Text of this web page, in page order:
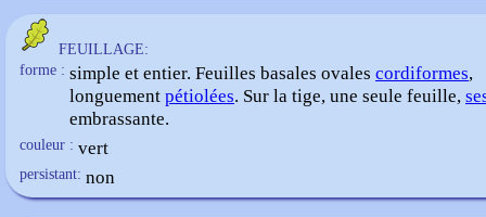
FEUILLAGE:
forme : simple et entier. Feuilles basales ovales cordiformes,
longuement pétiolées. Sur la tige, une seule feuille,
embrassante.
couleur : vert
persistant: non